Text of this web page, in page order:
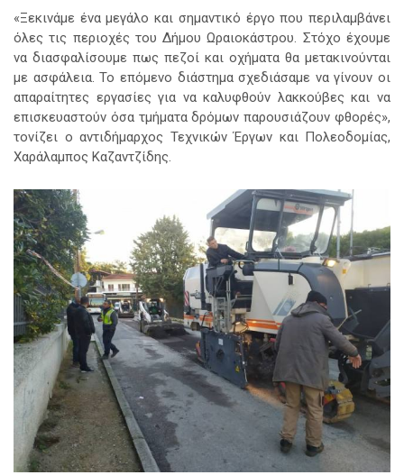
«Ξεκινάμε ένα μεγάλο και σημαντικό έργο που περιλαμβάνει
όλες τις περιοχές του Δήμου Ωραιοκάστρου. Στόχο έχουμε
να διασφαλίσουμε πως πεζοί και οχήματα θα μετακινούνται
με ασφάλεια. Το επόμενο διάστημα σχεδιάσαμε να γίνουν οι
απαραίτητες εργασίες για να καλυφθούν λακκούβες και να
επισκευαστούν όσα τμήματα δρόμων παρουσιάζουν φθορές»,
τονίζει ο αντιδήμαρχος Τεχνικών Έργων και Πολεοδομίας,
Χαράλαμπος Καζαντζίδης.